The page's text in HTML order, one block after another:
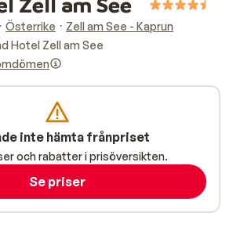
Österrike
Zell am See - Kaprun
Hotel Zell am See
inte hämta frånpriset
och rabatter i prisöversikten.
Se priser